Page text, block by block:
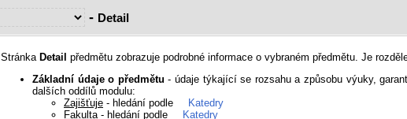
- Detail
Stránka Detail předmětu zobrazuje podrobné informace o vybraném předmětu. Je
Základní údaje o předmětu - údaje týkající se rozsahu a způsobu výuky,
dalších oddílů modulu:
Zajišťuje - hledání podle
Katedry
Fakulta - hledání podle
Katedry